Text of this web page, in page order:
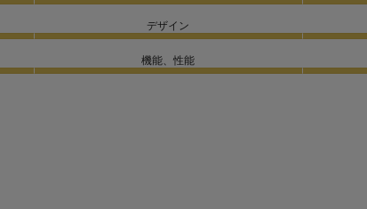
デザイン
機能、性能